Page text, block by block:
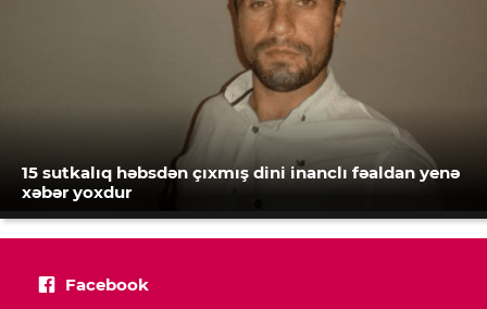
15 sutkalıq həbsdən çıxmış dini inanclı fəaldan yenə
xəbər yoxdur
Facebook